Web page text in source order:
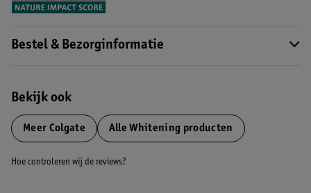
Bestel & Bezorginformatie
Bekijk ook
Meer Colgate Alle Whitening producten
Hoe controleren wij de reviews?